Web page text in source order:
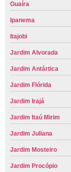
Guaíra
Ipanema
Itajobi
Jardim Alvorada
Jardim Antártica
Jardim Flórida
Jardim Irajá
Jardim Itaú Mirim
Jardim Juliana
Jardim Mosteiro
Jardim Procópio